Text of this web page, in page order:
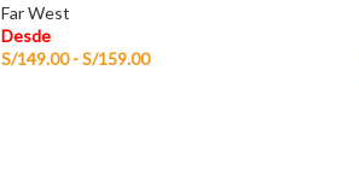
Far West
Desde
S/149.00 -S/159.00